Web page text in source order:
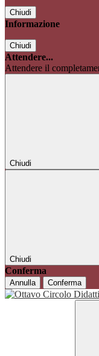
Chiudi
Informazione
Chiudi
Attendere...
Attendere il
Chiudi
Chiudi
Conferma
Annulla Conferma